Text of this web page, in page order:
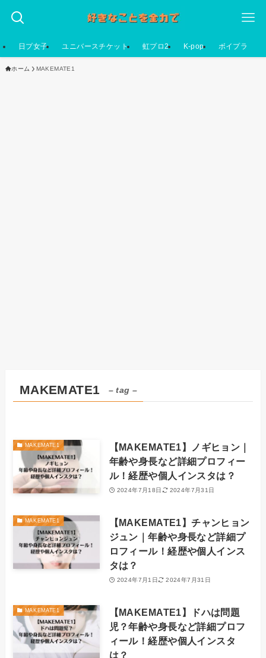
日プ女子 ユニバースチケット 虹プロ2 K-pop ボイプラ
ホーム MAKEMATE1
MAKEMATE1 – tag –
MAKEMATE1
【MAKEMATE1】ノギヒョン｜
年齢や身長など詳細プロフィー
ル！経歴や個人インスタは？
2024年7月18日 2024年7月31日
MAKEMATE1
【MAKEMATE1】チャンヒョン
ジュン｜年齢や身長など詳細プ
ロフィール！経歴や個人インス
タは？
2024年7月1日 2024年7月31日
MAKEMATE1
【MAKEMATE1】ドハは問題
児？年齢や身長など詳細プロフ
ィール！経歴や個人インスタ
は？